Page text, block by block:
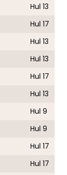
Hul 13
Hul 17
Hul 13
Hul 13
Hul 17
Hul 13
Hul 9
Hul 9
Hul 17
Hul 17